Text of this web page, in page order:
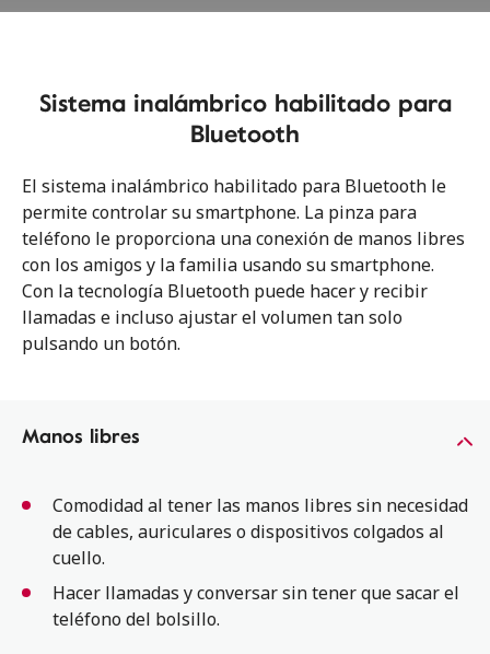
Sistema inalámbrico habilitado para
Bluetooth
El sistema inalámbrico habilitado para Bluetooth le
permite controlar su smartphone. La pinza para
teléfono le proporciona una conexión de manos libres
con los amigos y la familia usando su smartphone.
Con la tecnología Bluetooth puede hacer y recibir
llamadas e incluso ajustar el volumen tan solo
pulsando un botón.
Manos libres
Comodidad al tener las manos libres sin necesidad
de cables, auriculares o dispositivos colgados al
cuello.
Hacer llamadas y conversar sin tener que sacar el
teléfono del bolsillo.